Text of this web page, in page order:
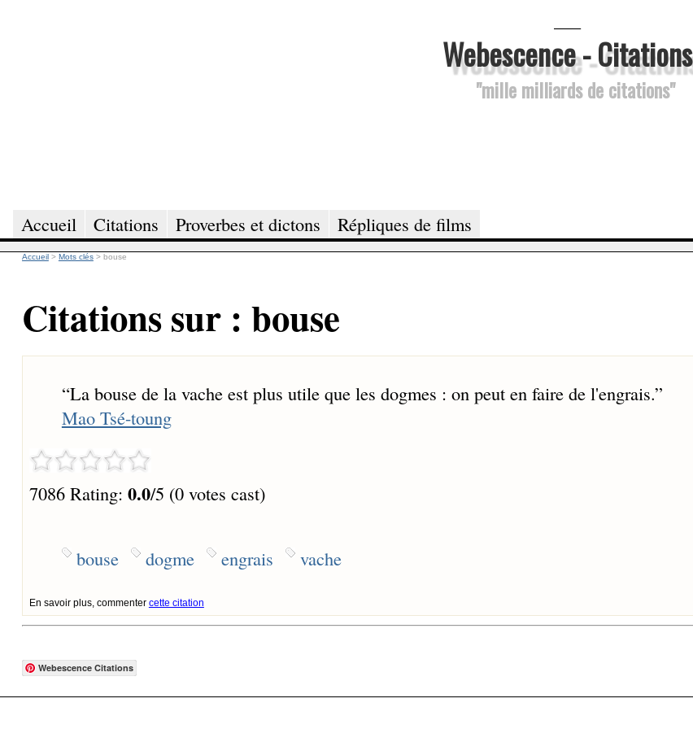
Webescence - Citations
"mille milliards de citations"
Accueil Citations Proverbes et dictons Répliques de films
Accueil > Mots clés > bouse
Citations sur : bouse
“La bouse de la vache est plus utile que les dogmes : on peut en faire de l'engrais.”
Mao Tsé-toung
7086 Rating: 0.0/5 (0 votes cast)
bouse dogme engrais vache
En savoir plus, commenter cette citation
Webescence Citations